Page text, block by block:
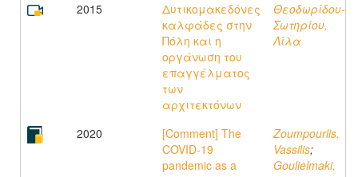
2015
Δυτικομακεδόνες
καλφάδες στην
Πόλη και η
οργάνωση του
επαγγέλματος
των
αρχιτεκτόνων
Θεοδωρίδου-
Σωτηρίου,
Λίλα
2020
[Comment] The
COVID‑19
pandemic as a
Zoumpourlis,
Vassilis;
Goulielmaki,